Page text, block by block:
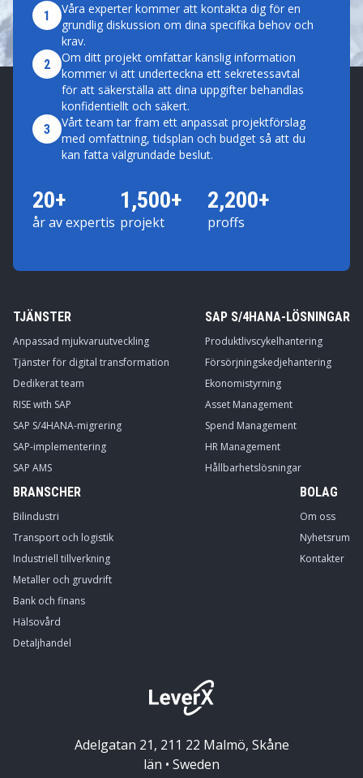
1
Våra experter kommer att kontakta dig för en
grundlig diskussion om dina specifika behov och
krav.
2
Om ditt projekt omfattar känslig information
kommer vi att underteckna ett sekretessavtal
för att säkerställa att dina uppgifter behandlas
konfidentiellt och säkert.
3
Vårt team tar fram ett anpassat projektförslag
med omfattning, tidsplan och budget så att du
kan fatta välgrundade beslut.
20+
år av expertis
1,500+
projekt
2,200+
proffs
TJÄNSTER
Anpassad mjukvaruutveckling
Tjänster för digital transformation
Dedikerat team
RISE with SAP
SAP S/4HANA-migrering
SAP-implementering
SAP AMS
SAP S/4HANA-LÖSNINGAR
Produktlivscykelhantering
Försörjningskedjehantering
Ekonomistyrning
Asset Management
Spend Management
HR Management
Hållbarhetslösningar
BRANSCHER
Bilindustri
Transport och logistik
Industriell tillverkning
Metaller och gruvdrift
Bank och finans
Hälsovård
Detaljhandel
BOLAG
Om oss
Nyhetsrum
Kontakter
Adelgatan 21, 211 22 Malmö, Skåne
län • Sweden